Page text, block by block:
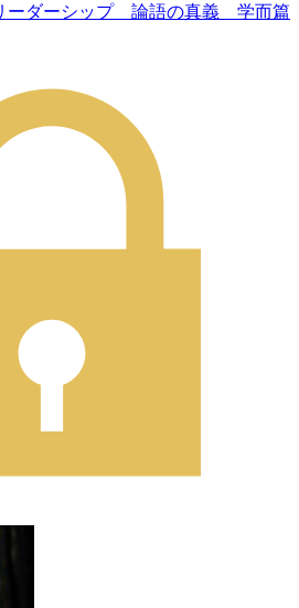
ーダーシップ 論語の真義 学而篇